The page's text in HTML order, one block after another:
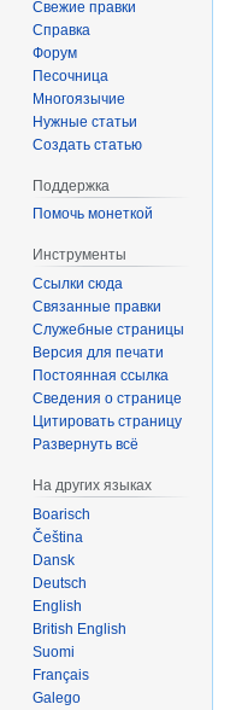
Свежие правки
Справка
Форум
Песочница
Многоязычие
Нужные статьи
Создать статью
Поддержка
Помочь монеткой
Инструменты
Ссылки сюда
Связанные правки
Служебные страницы
Версия для печати
Постоянная ссылка
Сведения о странице
Цитировать страницу
Развернуть всё
На других языках
Boarisch
Čeština
Dansk
Deutsch
English
British English
Suomi
Français
Galego